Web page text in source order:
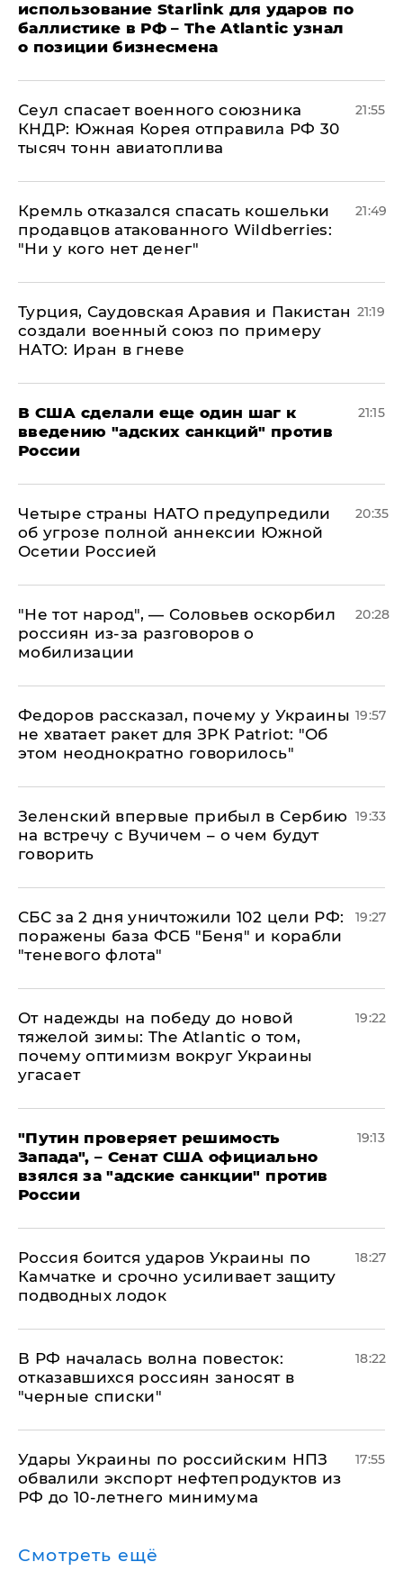
использование Starlink для ударов по
баллистике в РФ – The Atlantic узнал
о позиции бизнесмена
​Сеул спасает военного союзника
КНДР: Южная Корея отправила РФ 30
тысяч тонн авиатоплива
21:55
Кремль отказался спасать кошельки
продавцов атакованного Wildberries:
"Ни у кого нет денег"
21:49
Турция, Саудовская Аравия и Пакистан
создали военный союз по примеру
НАТО: Иран в гневе
21:19
В США сделали еще один шаг к
введению "адских санкций" против
России
21:15
Четыре страны НАТО предупредили
об угрозе полной аннексии Южной
Осетии Россией
20:35
​"Не тот народ", — Соловьев оскорбил
россиян из-за разговоров о
мобилизации
20:28
Федоров рассказал, почему у Украины
не хватает ракет для ЗРК Patriot: "Об
этом неоднократно говорилось"
19:57
Зеленский впервые прибыл в Сербию
на встречу с Вучичем – о чем будут
говорить
19:33
СБС за 2 дня уничтожили 102 цели РФ:
поражены база ФСБ "Беня" и корабли
"теневого флота"
19:27
От надежды на победу до новой
тяжелой зимы: The Atlantic о том,
почему оптимизм вокруг Украины
угасает
19:22
"Путин проверяет решимость
Запада", – Сенат США официально
взялся за "адские санкции" против
России
19:13
Россия боится ударов Украины по
Камчатке и срочно усиливает защиту
подводных лодок
18:27
​В РФ началась волна повесток:
отказавшихся россиян заносят в
"черные списки"
18:22
Удары Украины по российским НПЗ
обвалили экспорт нефтепродуктов из
РФ до 10-летнего минимума
17:55
Смотреть ещё